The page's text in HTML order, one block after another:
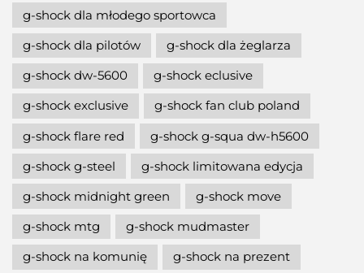
g-shock dla młodego sportowca
g-shock dla pilotów
g-shock dla żeglarza
g-shock dw-5600
g-shock eclusive
g-shock exclusive
g-shock fan club poland
g-shock flare red
g-shock g-squa dw-h5600
g-shock g-steel
g-shock limitowana edycja
g-shock midnight green
g-shock move
g-shock mtg
g-shock mudmaster
g-shock na komunię
g-shock na prezent